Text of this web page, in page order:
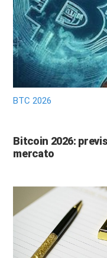
BTC 2026
Bitcoin 2026:
mercato